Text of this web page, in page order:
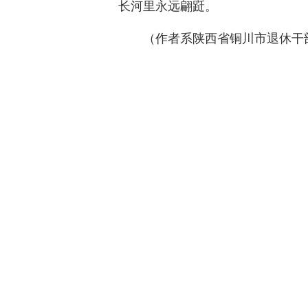
长河里永远翩跹。
（作者系陕西省铜川市退休干